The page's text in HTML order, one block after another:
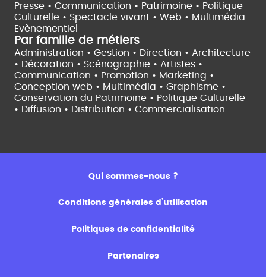
Presse • Communication • Patrimoine • Politique
Culturelle • Spectacle vivant • Web • Multimédia
Evènementiel
Par famille de métiers
Administration • Gestion • Direction • Architecture
• Décoration • Scénographie • Artistes •
Communication • Promotion • Marketing •
Conception web • Multimédia • Graphisme •
Conservation du Patrimoine • Politique Culturelle
• Diffusion • Distribution • Commercialisation
Qui sommes-nous ?
Conditions générales d’utilisation
Politiques de confidentialité
Partenaires